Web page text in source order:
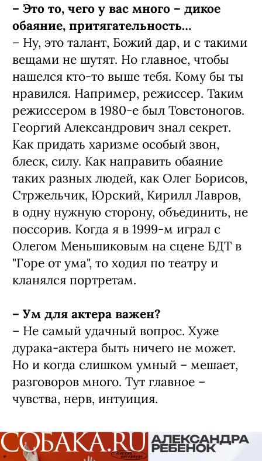
– Это то, чего у вас много – дикое
обаяние, притягательность…
– Ну, это талант, Божий дар, и с такими
вещами не шутят. Но главное, чтобы
нашелся кто-то выше тебя. Кому бы ты
нравился. Например, режиссер. Таким
режиссером в 1980-е был Товстоногов.
Георгий Александрович знал секрет.
Как придать харизме особый звон,
блеск, силу. Как направить обаяние
таких разных людей, как Олег Борисов,
Стржельчик, Юрский, Кирилл Лавров,
в одну нужную сторону, объединить, не
поссорив. Когда я в 1999-м играл с
Олегом Меньшиковым на сцене БДТ в
"Горе от ума", то ходил по театру и
кланялся портретам.
– Ум для актера важен?
– Не самый удачный вопрос. Хуже
дурака-актера быть ничего не может.
Но и когда слишком умный – мешает,
разговоров много. Тут главное –
чувства, нерв, интуиция.